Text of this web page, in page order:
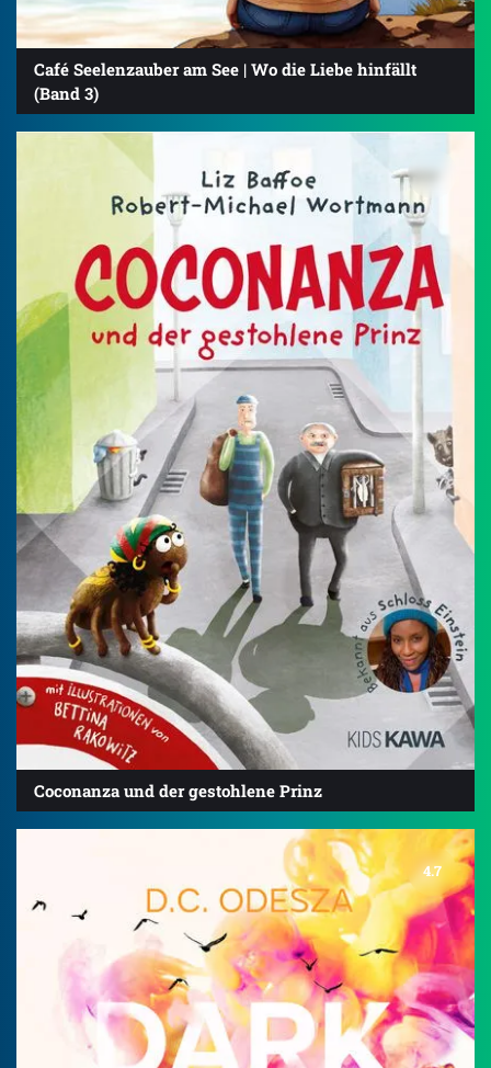
Café Seelenzauber am See | Wo die Liebe hinfällt
(Band 3)
Coconanza und der gestohlene Prinz
4.7